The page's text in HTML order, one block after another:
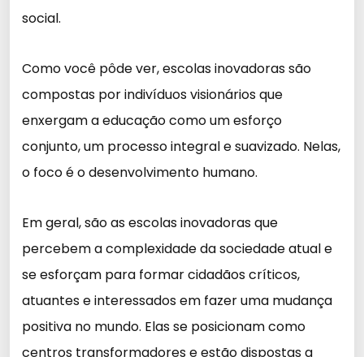
social.
Como você pôde ver, escolas inovadoras são
compostas por indivíduos visionários que
enxergam a educação como um esforço
conjunto, um processo integral e suavizado. Nelas,
o foco é o desenvolvimento humano.
Em geral, são as escolas inovadoras que
percebem a complexidade da sociedade atual e
se esforçam para formar cidadãos críticos,
atuantes e interessados em fazer uma mudança
positiva no mundo. Elas se posicionam como
centros transformadores e estão dispostas a